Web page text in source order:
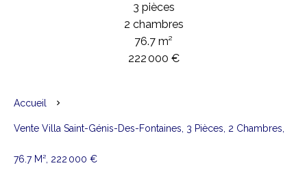
3 pièces
2 chambres
76.7 m²
222 000 €
Accueil
Vente Villa Saint-Génis-Des-Fontaines, 3 Pièces, 2 Chambres,
76.7 M², 222 000 €